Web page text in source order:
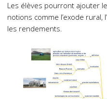
Les élèves pourront ajouter
notions comme l’exode
les rendements.